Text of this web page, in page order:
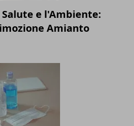
e l'Ambiente:
Amianto